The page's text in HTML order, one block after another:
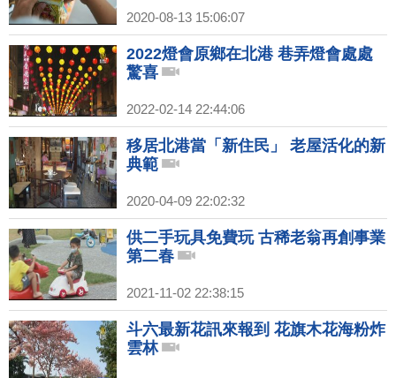
2020-08-13 15:06:07
2022燈會原鄉在北港 巷弄燈會處處
驚喜
2022-02-14 22:44:06
移居北港當「新住民」 老屋活化的新
典範
2020-04-09 22:02:32
供二手玩具免費玩 古稀老翁再創事業
第二春
2021-11-02 22:38:15
斗六最新花訊來報到 花旗木花海粉炸
雲林